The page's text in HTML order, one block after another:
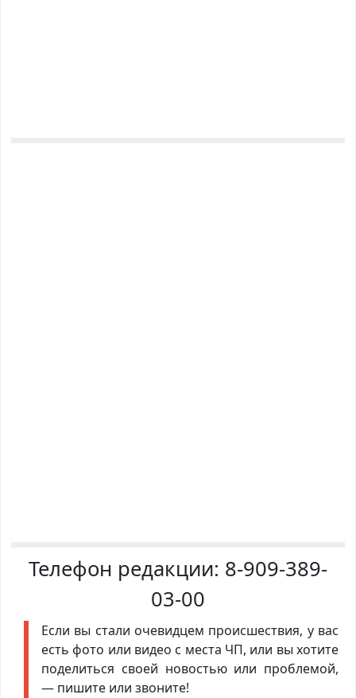
Телефон редакции: 8-909-389-
03-00
Если вы стали очевидцем происшествия, у вас
есть фото или видео с места ЧП, или вы хотите
поделиться своей новостью или проблемой,
— пишите или звоните!